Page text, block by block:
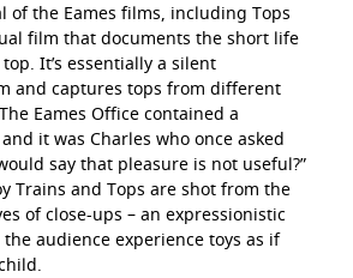
of the Eames films, including Tops
film that documents the short life
It’s essentially a silent
and captures tops from different
Eames Office contained a
it was Charles who once asked
say that pleasure is not useful?”
Trains and Tops are shot from the
of close-ups – an expressionistic
audience experience toys as if